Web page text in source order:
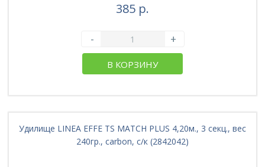
385 р.
- +
В КОРЗИНУ
Удилище LINEA EFFE TS MATCH PLUS 4,20м., 3 секц., вес
240гр., carbon, с/к (2842042)